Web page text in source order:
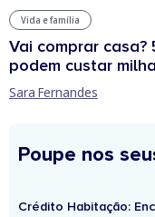
Vida e família
Vai comprar casa?
podem custar
Sara Fernandes
Poupe nos
Crédito Habitação: